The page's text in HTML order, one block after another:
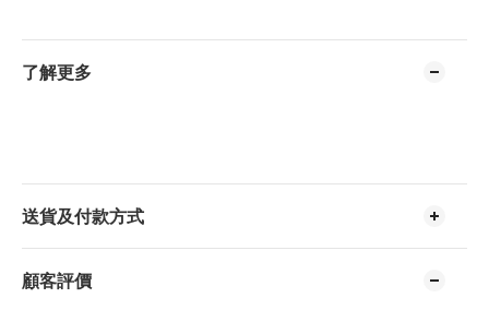
了解更多
送貨及付款方式
顧客評價